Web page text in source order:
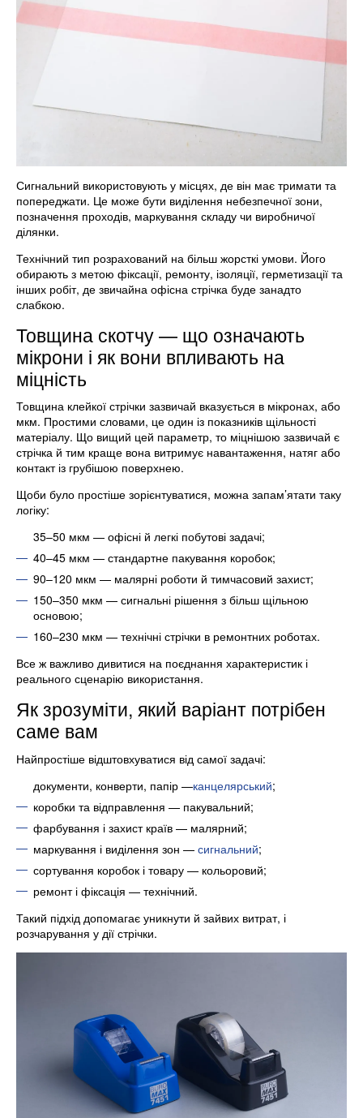
Сигнальний використовують у місцях, де він має тримати та
попереджати. Це може бути виділення небезпечної зони,
позначення проходів, маркування складу чи виробничої
ділянки.
Технічний тип розрахований на більш жорсткі умови. Його
обирають з метою фіксації, ремонту, ізоляції, герметизації та
інших робіт, де звичайна офісна стрічка буде занадто
слабкою.
Товщина скотчу — що означають
мікрони і як вони впливають на
міцність
Товщина клейкої стрічки зазвичай вказується в мікронах, або
мкм. Простими словами, це один із показників щільності
матеріалу. Що вищий цей параметр, то міцнішою зазвичай є
стрічка й тим краще вона витримує навантаження, натяг або
контакт із грубішою поверхнею.
Щоби було простіше зорієнтуватися, можна запам’ятати таку
логіку:
35–50 мкм — офісні й легкі побутові задачі;
40–45 мкм — стандартне пакування коробок;
90–120 мкм — малярні роботи й тимчасовий захист;
150–350 мкм — сигнальні рішення з більш щільною
основою;
160–230 мкм — технічні стрічки в ремонтних роботах.
Все ж важливо дивитися на поєднання характеристик і
реального сценарію використання.
Як зрозуміти, який варіант потрібен
саме вам
Найпростіше відштовхуватися від самої задачі:
документи, конверти, папір —канцелярський;
коробки та відправлення — пакувальний;
фарбування і захист країв — малярний;
маркування і виділення зон — сигнальний;
сортування коробок і товару — кольоровий;
ремонт і фіксація — технічний.
Такий підхід допомагає уникнути й зайвих витрат, і
розчарування у дії стрічки.